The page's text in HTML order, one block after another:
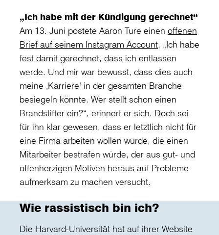
„Ich habe mit der Kündigung gerechnet“
Am 13. Juni postete Aaron Ture einen offenen
Brief auf seinem Instagram Account. „Ich habe
fest damit gerechnet, dass ich entlassen
werde. Und mir war bewusst, dass dies auch
meine ‚Karriere‘ in der gesamten Branche
besiegeln könnte. Wer stellt schon einen
Brandstifter ein?“, erinnert er sich. Doch sei
für ihn klar gewesen, dass er letztlich nicht für
eine Firma arbeiten wollen würde, die einen
Mitarbeiter bestrafen würde, der aus gut- und
offenherzigen Motiven heraus auf Probleme
aufmerksam zu machen versucht.
Wie rassistisch bin ich?
Die Harvard-Universität hat auf ihrer Website